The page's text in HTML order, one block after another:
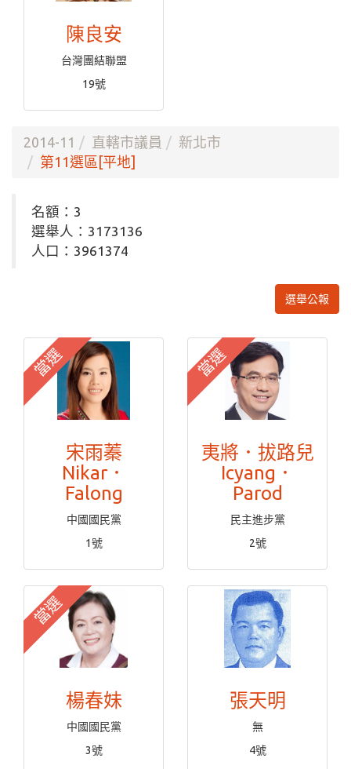
陳良安
台灣團結聯盟
19號
2014-11 直轄市議員
新北市
第11選區[平地]
名額：3
選舉人：3173136
人口：3961374
選舉公報
當選
宋雨蓁
Nikar．
Falong
中國國民黨
1號
當選
夷將．拔路兒
Icyang．
Parod
民主進步黨
2號
當選
楊春妹
中國國民黨
3號
張天明
無
4號